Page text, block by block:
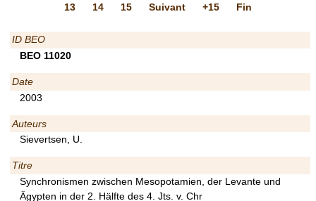
13
14 15 Suivant +15 Fin
ID BEO
BEO 11020
Date
2003
Auteurs
Sievertsen, U.
Titre
Synchronismen zwischen Mesopotamien, der Levante und
Ägypten in der 2. Hälfte des 4. Jts. v. Chr